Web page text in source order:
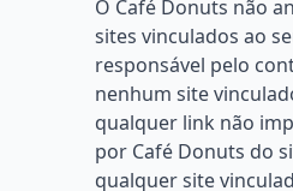
O Café Donuts não
sites vinculados ao
responsável pelo
nenhum site
qualquer link não
por Café Donuts do
qualquer site